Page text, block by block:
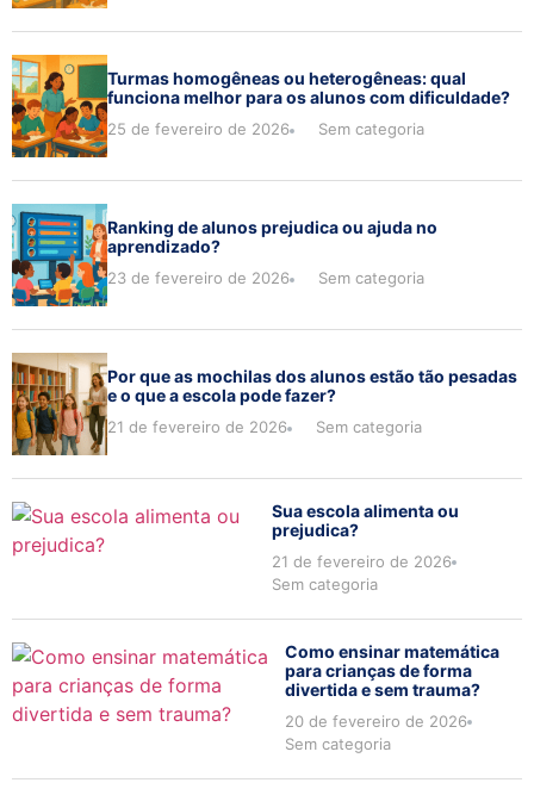
Turmas homogêneas ou heterogêneas: qual
funciona melhor para os alunos com dificuldade?
25 de fevereiro de 2026 Sem categoria
Ranking de alunos prejudica ou ajuda no
aprendizado?
23 de fevereiro de 2026 Sem categoria
Por que as mochilas dos alunos estão tão pesadas
e o que a escola pode fazer?
21 de fevereiro de 2026 Sem categoria
Sua escola alimenta ou
prejudica?
21 de fevereiro de 2026
Sem categoria
Como ensinar matemática
para crianças de forma
divertida e sem trauma?
20 de fevereiro de 2026
Sem categoria